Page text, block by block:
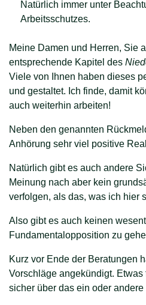
Natürlich immer unter
Arbeitsschutzes.
Meine Damen und Herren, Sie
entsprechende Kapitel des
Viele von Ihnen haben dieses
und gestaltet. Ich finde, damit
auch weiterhin arbeiten!
Neben den genannten
Anhörung sehr viel positive
Natürlich gibt es auch andere
Meinung nach aber kein
verfolgen, als das, was ich hier
Also gibt es auch keinen
Fundamentalopposition zu
Kurz vor Ende der Beratungen
Vorschläge angekündigt. Etwas
sicher über das ein oder